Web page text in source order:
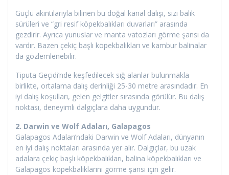
Güçlü akıntılarıyla bilinen bu doğal kanal dalışı, sizi balık
sürüleri ve “gri resif köpekbalıkları duvarları” arasında
gezdirir. Ayrıca yunuslar ve manta vatozları görme şansı da
vardır. Bazen çekiç başlı köpekbalıkları ve kambur balinalar
da gözlemlenebilir.
Tiputa Geçidi’nde keşfedilecek sığ alanlar bulunmakla
birlikte, ortalama dalış derinliği 25-30 metre arasındadır. En
iyi dalış koşulları, gelen gelgitler sırasında görülür. Bu dalış
noktası, deneyimli dalgıçlara daha uygundur.
2. Darwin ve Wolf Adaları, Galapagos
Galapagos Adaları’ndaki Darwin ve Wolf Adaları, dünyanın
en iyi dalış noktaları arasında yer alır. Dalgıçlar, bu uzak
adalara çekiç başlı köpekbalıkları, balina köpekbalıkları ve
Galapagos köpekbalıklarını görme şansı için gelir.